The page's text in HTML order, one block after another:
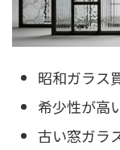
昭和ガラス
希少性が高
古い窓ガラ